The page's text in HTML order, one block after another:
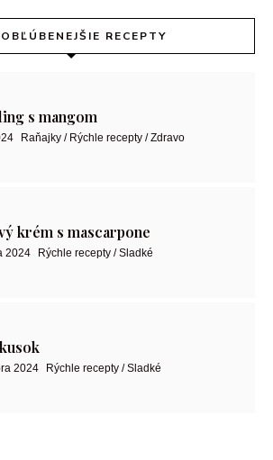
RECEPTY
s mangom
Raňajky / Rýchle recepty / Zdravo
krém s mascarpone
2024 Rýchle recepty / Sladké
2024 Rýchle recepty / Sladké